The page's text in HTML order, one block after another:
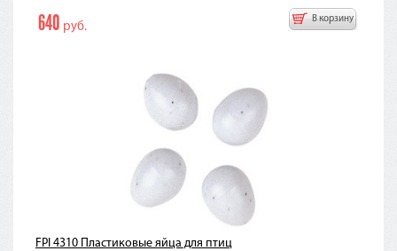
В корзину
640 руб.
FPI 4310 Пластиковые яйца для птиц